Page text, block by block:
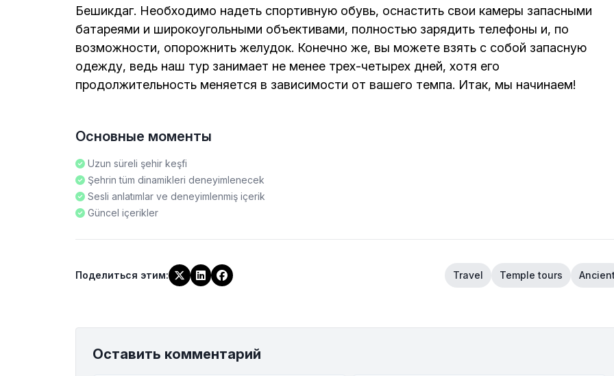
Бешикдаг. Необходимо надеть спортивную обувь, оснастить свои камеры запасными
батареями и широкоугольными объективами, полностью зарядить телефоны и, по
возможности, опорожнить желудок. Конечно же, вы можете взять с собой запасную
одежду, ведь наш тур занимает не менее трех-четырех дней, хотя его
продолжительность меняется в зависимости от вашего темпа. Итак, мы начинаем!
Основные моменты
Uzun süreli şehir keşfi
Şehrin tüm dinamikleri deneyimlenecek
Sesli anlatımlar ve deneyimlenmiş içerik
Güncel içerikler
Travel Temple tours
Поделиться этим:
Оставить комментарий